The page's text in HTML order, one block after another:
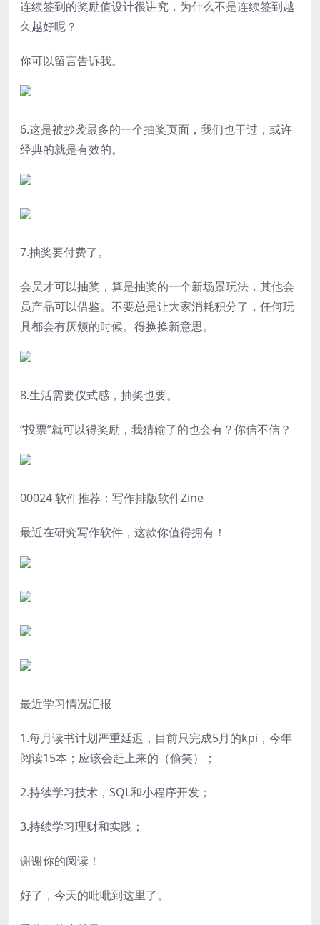
连续签到的奖励值设计很讲究，为什么不是连续签到越
久越好呢？
你可以留言告诉我。
6.这是被抄袭最多的一个抽奖页面，我们也干过，或许
经典的就是有效的。
7.抽奖要付费了。
会员才可以抽奖，算是抽奖的一个新场景玩法，其他会
员产品可以借鉴。不要总是让大家消耗积分了，任何玩
具都会有厌烦的时候。得换换新意思。
8.生活需要仪式感，抽奖也要。
“投票”就可以得奖励，我猜输了的也会有？你信不信？
00024 软件推荐：写作排版软件Zine
最近在研究写作软件，这款你值得拥有！
最近学习情况汇报
1.每月读书计划严重延迟，目前只完成5月的kpi，今年
阅读15本；应该会赶上来的（偷笑）；
2.持续学习技术，SQL和小程序开发；
3.持续学习理财和实践；
谢谢你的阅读！
好了，今天的吡吡到这里了。